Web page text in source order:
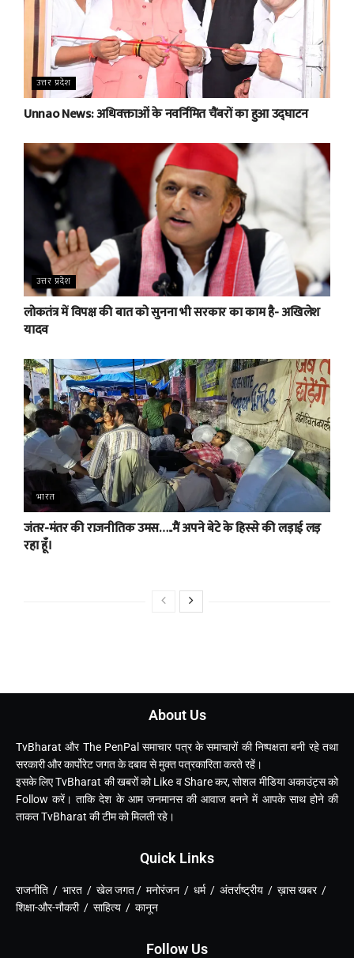
उत्तर प्रदेश
Unnao News: अधिवक्ताओं के नवर्निमित चैंबरों का हुआ उद्घाटन
उत्तर प्रदेश
लोकतंत्र में विपक्ष की बात को सुनना भी सरकार का काम है- अखिलेश
यादव
भारत
जंतर-मंतर की राजनीतिक उमस…..मैं अपने बेटे के हिस्से की लड़ाई लड़
रहा हूँ।
About Us
TvBharat और The PenPal समाचार पत्र के समाचारों की निष्पक्षता बनी रहे तथा
सरकारी और कार्पोरेट जगत के दबाव से मुक्त पत्रकारिता करते रहें।
इसके लिए TvBharat की खबरों को Like व Share कर, सोशल मीडिया अकाउंट्स को
Follow करें। ताकि देश के आम जनमानस की आवाज बनने में आपके साथ होने की
ताकत TvBharat की टीम को मिलती रहे।
Quick Links
राजनीति / भारत / खेल जगत / मनोरंजन / धर्म / अंतर्राष्ट्रीय / ख़ास खबर /
शिक्षा-और-नौकरी / साहित्य / कानून
Follow Us